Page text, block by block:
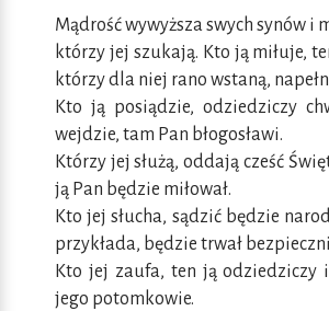
Mądrość wywyższa swych synów i
którzy jej szukają. Kto ją miłuje,
którzy dla niej rano wstaną,
Kto ją posiądzie, odziedziczy
wejdzie, tam Pan błogosławi.
Którzy jej służą, oddają cześć
ją Pan będzie miłował.
Kto jej słucha, sądzić będzie
przykłada, będzie trwał
Kto jej zaufa, ten ją odziedziczy
jego potomkowie.